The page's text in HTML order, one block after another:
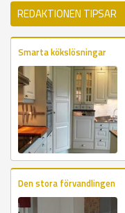
REDAKTIONEN TIPSAR
Smarta kökslösningar
Den stora förvandlingen